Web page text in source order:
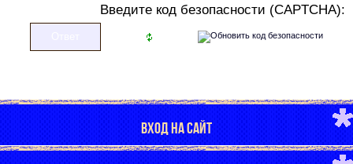
Введите код безопасности (CAPTCHA):
ВХОД НА САЙТ